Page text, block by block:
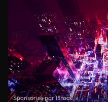
Sponsorisé par iStock